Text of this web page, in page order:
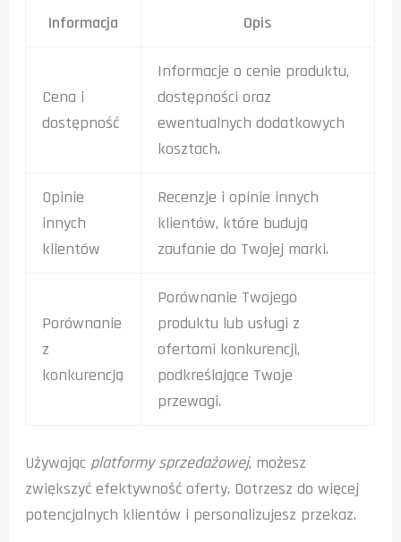
Informacja Opis
Cena i
dostępność
Informacje o cenie produktu,
dostępności oraz
ewentualnych dodatkowych
kosztach.
Opinie
innych
klientów
Recenzje i opinie innych
klientów, które budują
zaufanie do Twojej marki.
Porównanie
z
konkurencją
Porównanie Twojego
produktu lub usługi z
ofertami konkurencji,
podkreślające Twoje
przewagi.
Używając platformy sprzedażowej, możesz
zwiększyć efektywność oferty. Dotrzesz do więcej
potencjalnych klientów i personalizujesz przekaz.